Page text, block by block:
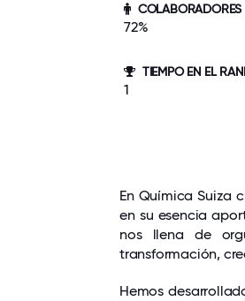
COLABORADORES
72%
TIEMPO EN EL
1
En Química Suiza
en su esencia
nos llena de
transformación,
Hemos